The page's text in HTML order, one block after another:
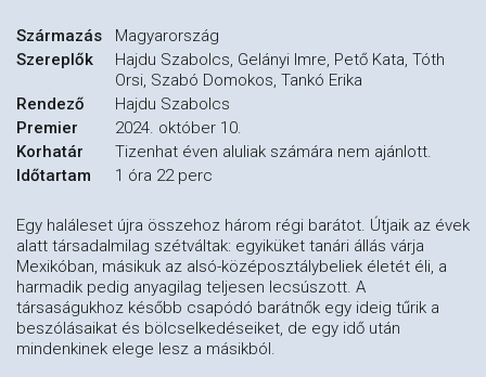
Származás
Magyarország
Szereplők
Hajdu Szabolcs, Gelányi Imre, Pető Kata, Tóth
Orsi, Szabó Domokos, Tankó Erika
Rendező
Hajdu Szabolcs
Premier
2024. október 10.
Korhatár
Tizenhat éven aluliak számára nem ajánlott.
Időtartam
1 óra 22 perc
Egy haláleset újra összehoz három régi barátot. Útjaik az évek
alatt társadalmilag szétváltak: egyiküket tanári állás várja
Mexikóban, másikuk az alsó-középosztálybeliek életét éli, a
harmadik pedig anyagilag teljesen lecsúszott. A
társaságukhoz később csapódó barátnők egy ideig tűrik a
beszólásaikat és bölcselkedéseiket, de egy idő után
mindenkinek elege lesz a másikból.